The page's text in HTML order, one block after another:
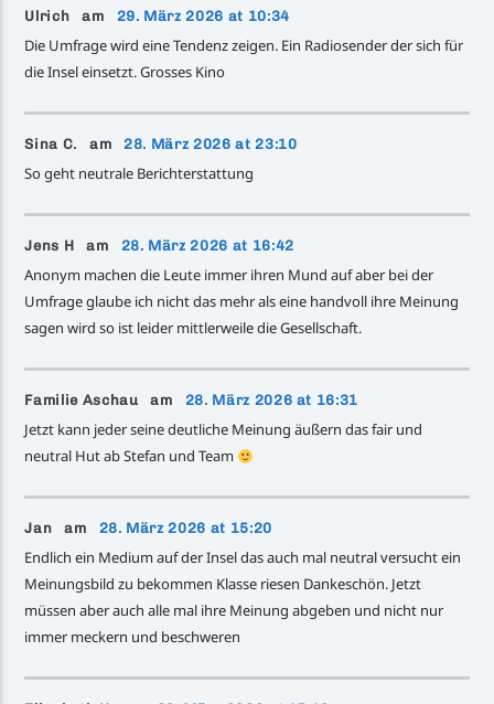
Ulrich am 29. März 2026 at 10:34
Die Umfrage wird eine Tendenz zeigen. Ein Radiosender der sich für
die Insel einsetzt. Grosses Kino
Sina C. am28. März 2026 at 23:10
So geht neutrale Berichterstattung
Jens H am 28. März 2026 at 16:42
Anonym machen die Leute immer ihren Mund auf aber bei der
Umfrage glaube ich nicht das mehr als eine handvoll ihre Meinung
sagen wird so ist leider mittlerweile die Gesellschaft.
Familie Aschau am 28. März 2026 at 16:31
Jetzt kann jeder seine deutliche Meinung äußern das fair und
neutral Hut ab Stefan und Team
Jan am 28. März 2026 at 15:20
Endlich ein Medium auf der Insel das auch mal neutral versucht ein
Meinungsbild zu bekommen Klasse riesen Dankeschön. Jetzt
müssen aber auch alle mal ihre Meinung abgeben und nicht nur
immer meckern und beschweren